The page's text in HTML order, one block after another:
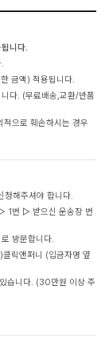
니다.
금액) 적용됩니다.
다. (무료배송,교환/반품
으로 훼손하시는 경우
해주셔야 합니다.
1번 ▷ 받으신 운송장 번
방문합니다.
릭앤퍼니 (입금자명 옆
습니다. (30만원 이상 주